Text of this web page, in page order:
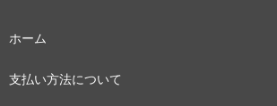
ホーム
支払い方法について